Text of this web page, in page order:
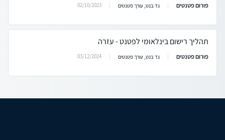
פורום פטנטים גד בנט, עורך פטנטים 02/10/2023
תהליך רישום בינלאומי לפטנט - עזרה
פורום פטנטים גד בנט, עורך פטנטים 03/12/2024